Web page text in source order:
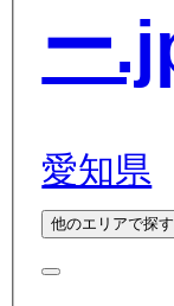
愛知県
他のエリアで探す